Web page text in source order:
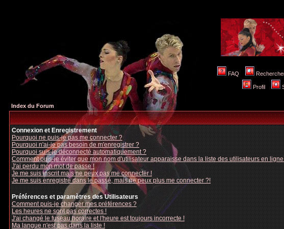
FAQ
Profil
Index du Forum
Connexion et Enregistrement
Pourquoi ne puis-je pas me connecter ?
Pourquoi n'ai-je pas besoin de m'enregistrer ?
Pourquoi suis-je déconnecté automatiquement ?
Comment puis-je éviter que mon nom d'utilisateur apparaisse dans la liste des utilisateurs en
J'ai perdu mon mot de passe !
Je me suis inscrit mais ne peux pas me connecter !
Je me suis enregistré dans le passé, mais ne peux plus me connecter ?!
Préférences et paramètres des Utilisateurs
Comment puis-je changer mes préférences ?
Les heures ne sont pas correctes !
J'ai changé le fuseau horaire et l'heure est toujours incorrecte !
Ma langue n'est pas dans la liste !